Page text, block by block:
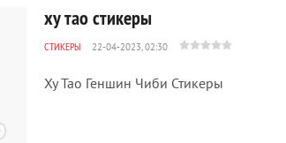
ху тао стикеры
СТИКЕРЫ 22-04-2023, 02:30
Ху Тао Геншин Чиби Стикеры